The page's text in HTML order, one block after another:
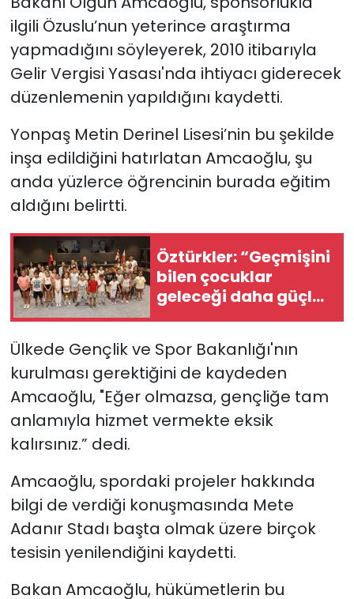
ilgili Özuslu’nun yeterince araştırma
yapmadığını söyleyerek, 2010 itibarıyla
Gelir Vergisi Yasası'nda ihtiyacı giderecek
düzenlemenin yapıldığını kaydetti.
Yonpaş Metin Derinel Lisesi’nin bu şekilde
inşa edildiğini hatırlatan Amcaoğlu, şu
anda yüzlerce öğrencinin burada eğitim
aldığını belirtti.
Öztürkler: “Geçmişini
bilen çocuklar
geleceği daha güçlü
inşa eder”
Ülkede Gençlik ve Spor Bakanlığı'nın
kurulması gerektiğini de kaydeden
Amcaoğlu, "Eğer olmazsa, gençliğe tam
anlamıyla hizmet vermekte eksik
kalırsınız.” dedi.
Amcaoğlu, spordaki projeler hakkında
bilgi de verdiği konuşmasında Mete
Adanır Stadı başta olmak üzere birçok
tesisin yenilendiğini kaydetti.
Bakan Amcaoğlu, hükümetlerin bu